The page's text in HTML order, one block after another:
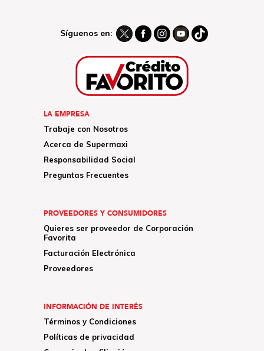
Síguenos en:
LA EMPRESA
Trabaje con Nosotros
Acerca de Supermaxi
Responsabilidad Social
Preguntas Frecuentes
PROVEEDORES Y CONSUMIDORES
Quieres ser proveedor de Corporación
Favorita
Facturación Electrónica
Proveedores
INFORMACIÓN DE INTERÉS
Términos y Condiciones
Políticas de privacidad